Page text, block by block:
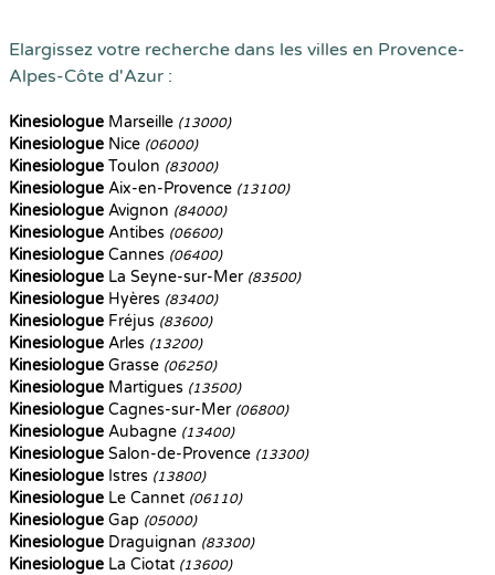
Elargissez votre recherche dans les villes en Provence-
Alpes-Côte d'Azur :
Kinesiologue Marseille (13000)
Kinesiologue Nice (06000)
Kinesiologue Toulon (83000)
Kinesiologue Aix-en-Provence (13100)
Kinesiologue Avignon (84000)
Kinesiologue Antibes (06600)
Kinesiologue Cannes (06400)
Kinesiologue La Seyne-sur-Mer (83500)
Kinesiologue Hyères (83400)
Kinesiologue Fréjus (83600)
Kinesiologue Arles (13200)
Kinesiologue Grasse (06250)
Kinesiologue Martigues (13500)
Kinesiologue Cagnes-sur-Mer (06800)
Kinesiologue Aubagne (13400)
Kinesiologue Salon-de-Provence (13300)
Kinesiologue Istres (13800)
Kinesiologue Le Cannet (06110)
Kinesiologue Gap (05000)
Kinesiologue Draguignan (83300)
Kinesiologue La Ciotat (13600)